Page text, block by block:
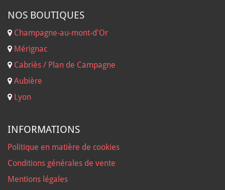
NOS BOUTIQUES
Champagne-au-mont-d'Or
Mérignac
Cabriès / Plan de Campagne
Aubière
Lyon
INFORMATIONS
Politique en matière de cookies
Conditions générales de vente
Mentions légales